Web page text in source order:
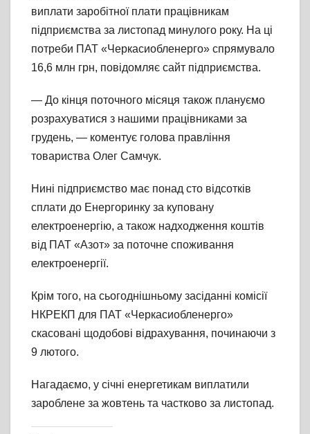
виплати заробітної плати працівникам
підприємства за листопад минулого року. На ці
потреби ПАТ «Черкасиобленерго» спрямувало
16,6 млн грн, повідомляє сайт підприємства.
— До кінця поточного місяця також плануємо
розрахуватися з нашими працівниками за
грудень, — коментує голова правління
товариства Олег Самчук.
Нині підприємство має понад сто відсотків
сплати до Енергоринку за куповану
електроенергію, а також надходження коштів
від ПАТ «Азот» за поточне споживання
електроенергії.
Крім того, на сьогоднішньому засіданні комісії
НКРЕКП для ПАТ «Черкасиобленерго»
скасовані щодобові відрахування, починаючи з
9 лютого.
Нагадаємо, у січні енергетикам виплатили
зароблене за жовтень та частково за листопад.